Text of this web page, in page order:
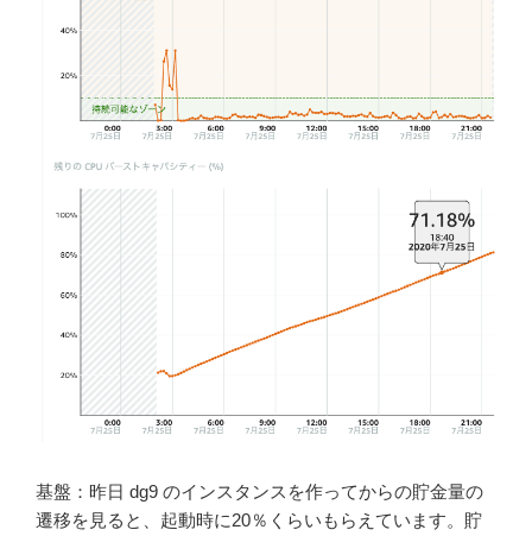
基盤：昨日 dg9 のインスタンスを作ってからの貯金量の
遷移を見ると、起動時に20％くらいもらえています。貯